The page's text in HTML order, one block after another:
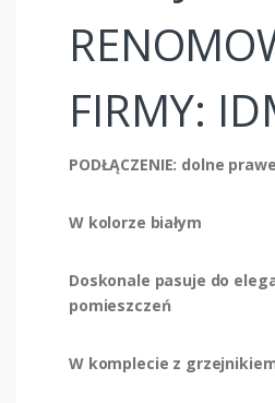
FIRMY:
PODŁĄCZENIE: dolne prawe
W kolorze białym
Doskonale pasuje do
pomieszczeń
W komplecie z